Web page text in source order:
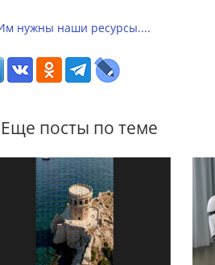
нужны наши ресурсы....
Еще посты по теме